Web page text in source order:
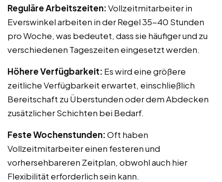
Reguläre Arbeitszeiten:Vollzeitmitarbeiter in
Everswinkel arbeiten in der Regel 35-40 Stunden
pro Woche, was bedeutet, dass sie häufiger und zu
verschiedenen Tageszeiten eingesetzt werden.
Höhere Verfügbarkeit: Es wird eine größere
zeitliche Verfügbarkeit erwartet, einschließlich
Bereitschaft zu Überstunden oder dem Abdecken
zusätzlicher Schichten bei Bedarf.
Feste Wochenstunden:Oft haben
Vollzeitmitarbeiter einen festeren und
vorhersehbareren Zeitplan, obwohl auch hier
Flexibilität erforderlich sein kann.